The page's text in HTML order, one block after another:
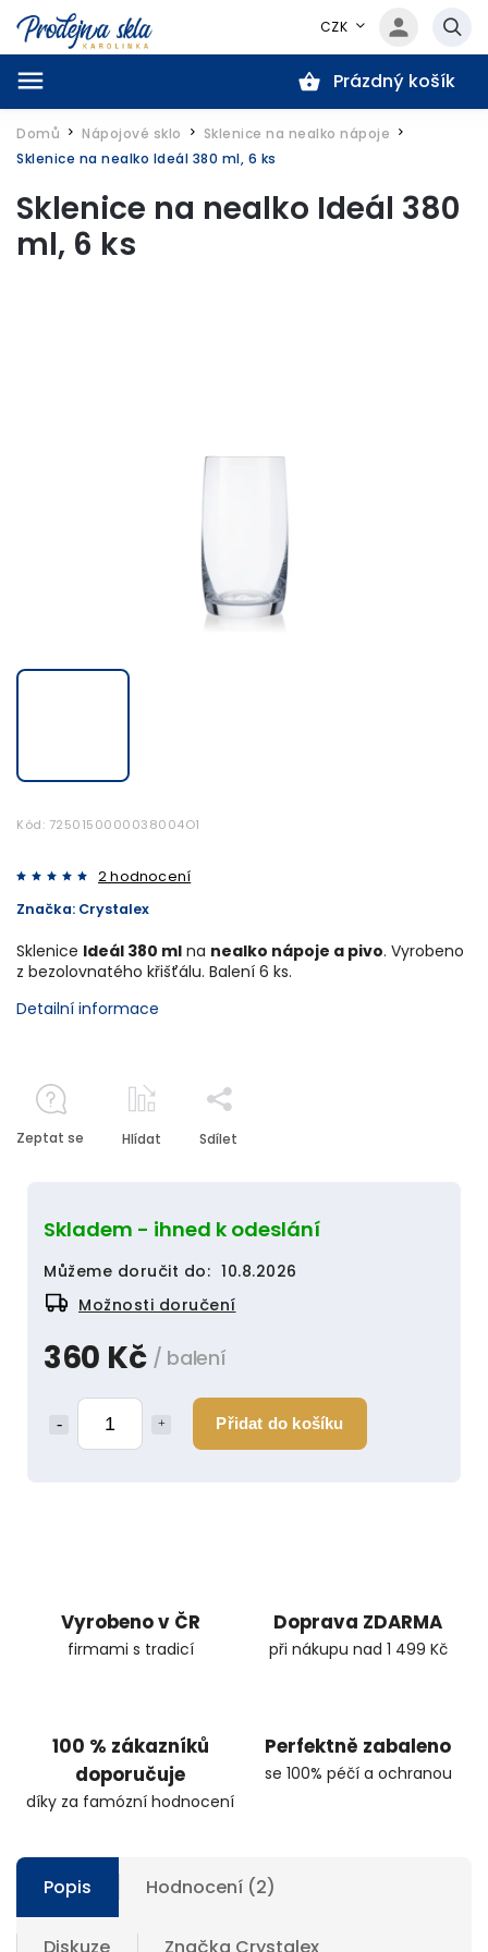
CZK
Prázdný košík
Domů / Nápojové sklo / Sklenice na nealko nápoje /
Sklenice na nealko Ideál 380 ml, 6 ks
Sklenice na nealko Ideál 380
ml, 6 ks
Kód: 7250150000038004O1
2 hodnocení
Značka: Crystalex
360 Kč / balení
Přidat do košíku
Skladem - ihned k odeslání
Můžeme doručit do: 10.8.2026
Možnosti doručení
Sklenice Ideál 380 ml na nealko nápoje a pivo. Vyrobeno
z bezolovnatého křišťálu. Balení 6 ks.
Detailní informace
Zeptat se Hlídat Sdílet
Vyrobeno v ČR
firmami s tradicí
Doprava ZDARMA
při nákupu nad 1 499 Kč
100 % zákazníků
doporučuje
díky za famózní hodnocení
Perfektně zabaleno
se 100% péčí a ochranou
Popis Hodnocení (2)
Diskuze Značka Crystalex